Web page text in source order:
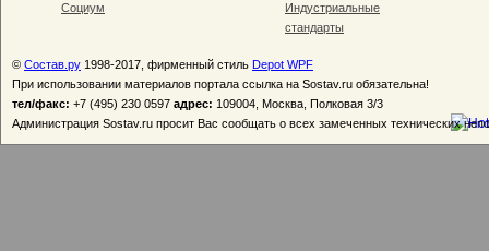
Социум
Индустриальные
стандарты
© Состав.ру 1998-2017, фирменный стиль Depot WPF
При использовании материалов портала ссылка на Sostav.ru обязательна!
тел/факс: +7 (495) 230 0597 адрес: 109004, Москва, Полковая 3/3
Администрация Sostav.ru просит Вас сообщать о всех замеченных технических